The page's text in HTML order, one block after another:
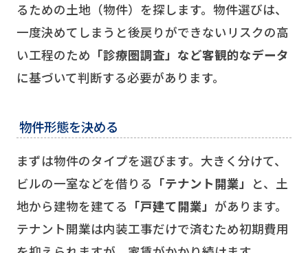
るための土地（物件）を探します。物件選びは、
一度決めてしまうと後戻りができないリスクの高
い工程のため 「診療圏調査」など客観的なデータ
に基づいて判断する必要があります。
物件形態を決める
まずは物件のタイプを選びます。大きく分けて、
ビルの一室などを借りる 「テナント開業」 と、土
地から建物を建てる 「戸建て開業」 があります。
テナント開業は内装工事だけで済むため初期費用